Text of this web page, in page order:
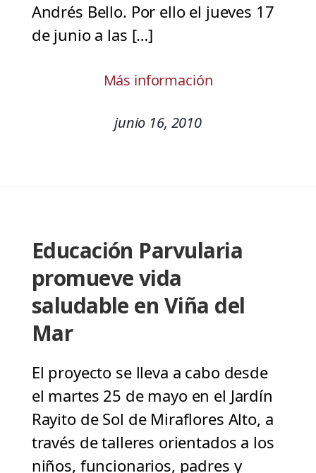
Andrés Bello. Por ello el jueves 17
de junio a las […]
Más información
junio 16, 2010
Educación Parvularia
promueve vida
saludable en Viña del
Mar
El proyecto se lleva a cabo desde
el martes 25 de mayo en el Jardín
Rayito de Sol de Miraflores Alto, a
través de talleres orientados a los
niños, funcionarios, padres y